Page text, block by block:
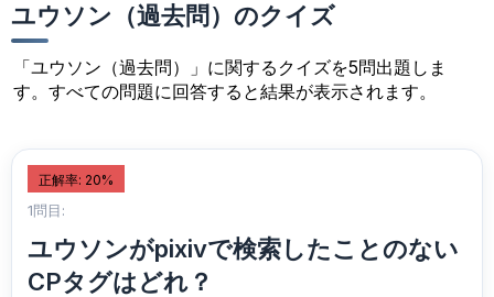
ユウソン（過去問）のクイズ
「ユウソン（過去問）」に関するクイズを5問出題しま
す。すべての問題に回答すると結果が表示されます。
正解率: 20%
1問目:
ユウソンがpixivで検索したことのない
CPタグはどれ？